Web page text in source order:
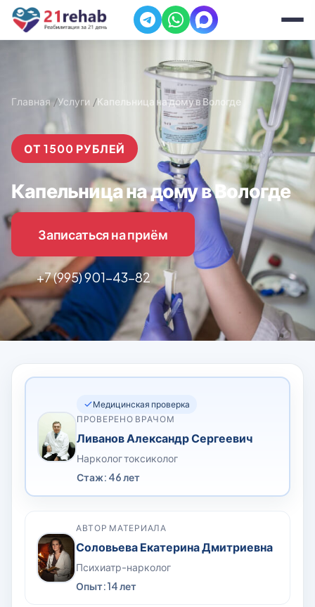
Главная Услуги Капельница на дому в Вологде
ОТ 1500 РУБЛЕЙ
Капельница на дому в Вологде
Записаться на приём
+7 (995) 901-43-82
Медицинская проверка
ПРОВЕРЕНО ВРАЧОМ
Ливанов Александр Сергеевич
Нарколог токсиколог
Стаж: 46 лет
АВТОР МАТЕРИАЛА
Соловьева Екатерина Дмитриевна
Психиатр-нарколог
Опыт: 14 лет